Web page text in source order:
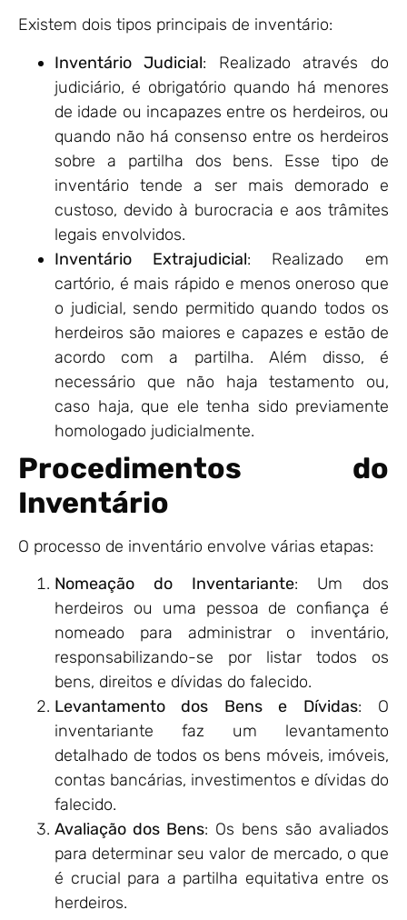
Existem dois tipos principais de inventário:
Inventário Judicial: Realizado através do
judiciário, é obrigatório quando há menores
de idade ou incapazes entre os herdeiros, ou
quando não há consenso entre os herdeiros
sobre a partilha dos bens. Esse tipo de
inventário tende a ser mais demorado e
custoso, devido à burocracia e aos trâmites
legais envolvidos.
Inventário Extrajudicial: Realizado em
cartório, é mais rápido e menos oneroso que
o judicial, sendo permitido quando todos os
herdeiros são maiores e capazes e estão de
acordo com a partilha. Além disso, é
necessário que não haja testamento ou,
caso haja, que ele tenha sido previamente
homologado judicialmente.
Procedimentos do
Inventário
O processo de inventário envolve várias etapas:
Nomeação do Inventariante: Um dos
herdeiros ou uma pessoa de confiança é
nomeado para administrar o inventário,
responsabilizando-se por listar todos os
bens, direitos e dívidas do falecido.
Levantamento dos Bens e Dívidas: O
inventariante faz um levantamento
detalhado de todos os bens móveis, imóveis,
contas bancárias, investimentos e dívidas do
falecido.
Avaliação dos Bens: Os bens são avaliados
para determinar seu valor de mercado, o que
é crucial para a partilha equitativa entre os
herdeiros.